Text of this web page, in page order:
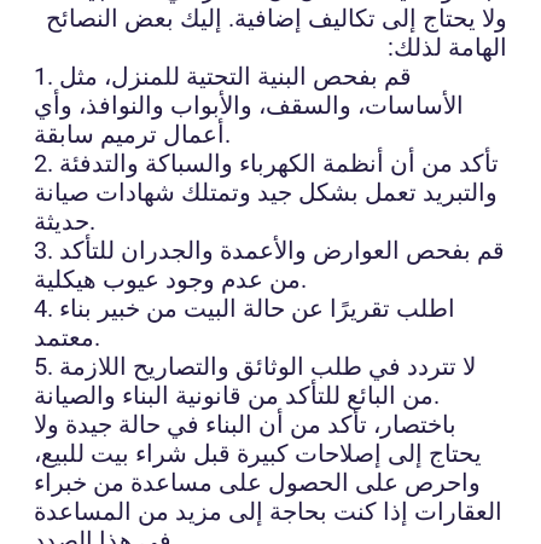
ولا يحتاج إلى تكاليف إضافية. إليك بعض النصائح
الهامة لذلك:
1. قم بفحص البنية التحتية للمنزل، مثل
الأساسات، والسقف، والأبواب والنوافذ، وأي
أعمال ترميم سابقة.
2. تأكد من أن أنظمة الكهرباء والسباكة والتدفئة
والتبريد تعمل بشكل جيد وتمتلك شهادات صيانة
حديثة.
3. قم بفحص العوارض والأعمدة والجدران للتأكد
من عدم وجود عيوب هيكلية.
4. اطلب تقريرًا عن حالة البيت من خبير بناء
معتمد.
5. لا تتردد في طلب الوثائق والتصاريح اللازمة
من البائع للتأكد من قانونية البناء والصيانة.
باختصار، تأكد من أن البناء في حالة جيدة ولا
يحتاج إلى إصلاحات كبيرة قبل شراء بيت للبيع،
واحرص على الحصول على مساعدة من خبراء
العقارات إذا كنت بحاجة إلى مزيد من المساعدة